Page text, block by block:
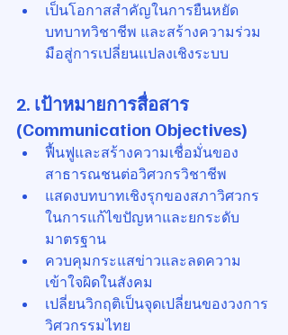
เป็นโอกาสสำคัญในการยืนหยัด
บทบาทวิชาชีพ และสร้างความร่วม
มือสู่การเปลี่ยนแปลงเชิงระบบ
2. เป้าหมายการสื่อสาร
(Communication Objectives)
ฟื้นฟูและสร้างความเชื่อมั่นของ
สาธารณชนต่อวิศวกรวิชาชีพ
แสดงบทบาทเชิงรุกของสภาวิศวกร
ในการแก้ไขปัญหาและยกระดับ
มาตรฐาน
ควบคุมกระแสข่าวและลดความ
เข้าใจผิดในสังคม
เปลี่ยนวิกฤติเป็นจุดเปลี่ยนของวงการ
วิศวกรรมไทย